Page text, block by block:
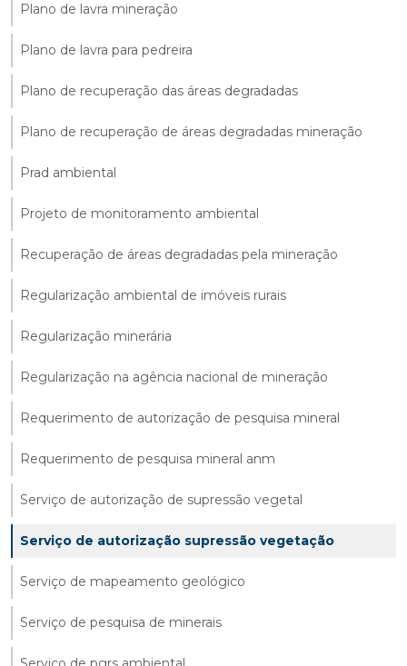
Plano de lavra mineração
Plano de lavra para pedreira
Plano de recuperação das áreas degradadas
Plano de recuperação de áreas degradadas mineração
Prad ambiental
Projeto de monitoramento ambiental
Recuperação de áreas degradadas pela mineração
Regularização ambiental de imóveis rurais
Regularização minerária
Regularização na agência nacional de mineração
Requerimento de autorização de pesquisa mineral
Requerimento de pesquisa mineral anm
Serviço de autorização de supressão vegetal
Serviço de autorização supressão vegetação
Serviço de mapeamento geológico
Serviço de pesquisa de minerais